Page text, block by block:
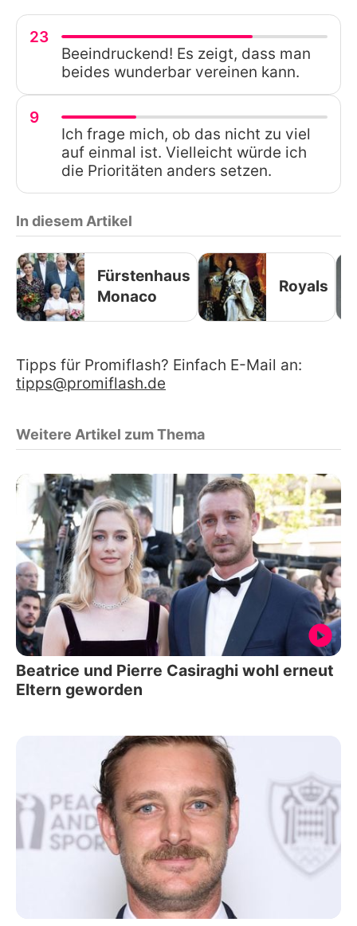
23
Beeindruckend! Es zeigt, dass man
beides wunderbar vereinen kann.
9
Ich frage mich, ob das nicht zu viel
auf einmal ist. Vielleicht würde ich
die Prioritäten anders setzen.
In diesem Artikel
Fürstenhaus
Monaco
Royals
Tipps für Promiflash? Einfach E-Mail an:
tipps@promiflash.de
Weitere Artikel zum Thema
Beatrice und Pierre Casiraghi wohl erneut
Eltern geworden